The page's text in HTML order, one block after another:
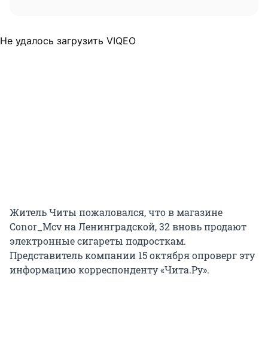
Не удалось загрузить VIQEO
Житель Читы пожаловался, что в магазине
Conor_Mcv на Ленинградской, 32 вновь продают
электронные сигареты подросткам.
Представитель компании 15 октября опроверг эту
информацию корреспонденту «Чита.Ру».